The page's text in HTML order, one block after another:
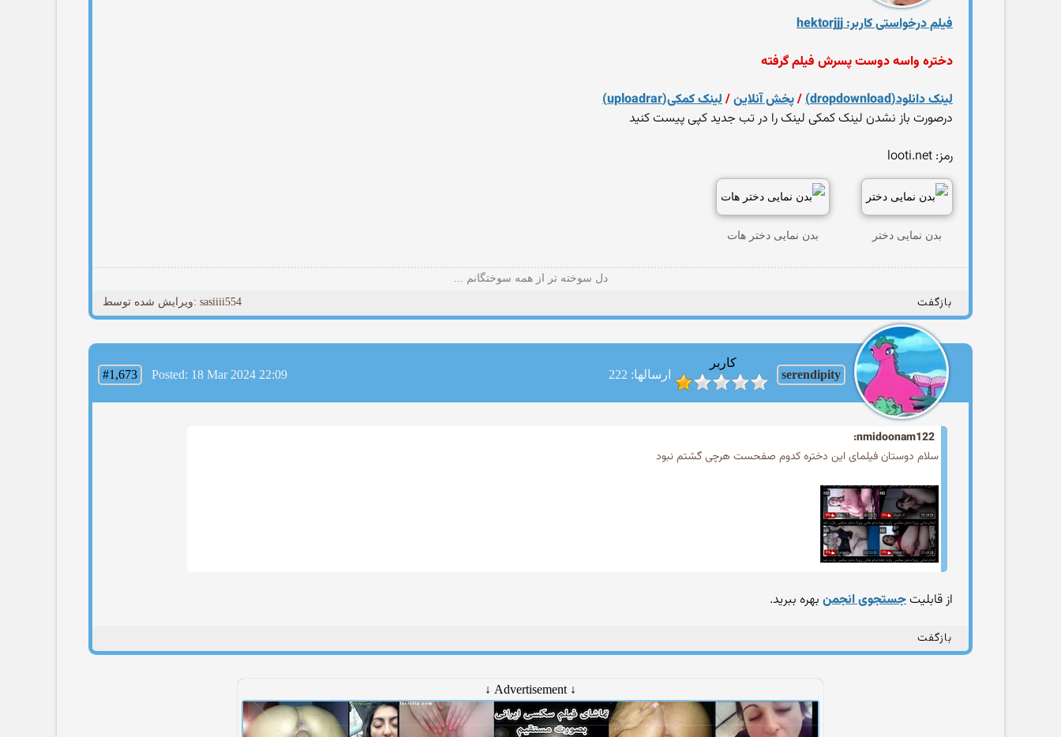
فیلم درخواستی کاربر: hektorjjj
دختره واسه دوست پسرش فیلم گرفته
لینک دانلود(dropdownload)
/پخش آنلاین/لینک کمکی(uploadrar)
درصورت باز نشدن لینک کمکی لینک را در تب جدید کپی پیست کنید
رمز: looti.net
بدن نمایی دختر بدن نمایی دختر هات
دل سوخته تر از همه سوختگانم ...
بازگفت ویرایش شده توسط: sasiiii554
serendipity
کاربر
ارسالها: 222
#1,673 Posted: 18 Mar 2024 22:09
nmidoonam122:
سلام دوستان فیلمای این دختره کدوم صفحست هرچی گشتم نبود
از قابلیتجستجوی انجمن بهره ببرید.
بازگفت
↓ Advertisement ↓